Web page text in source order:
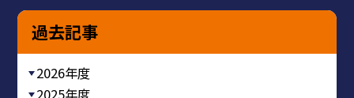
過去記事
2026年度
2025年度